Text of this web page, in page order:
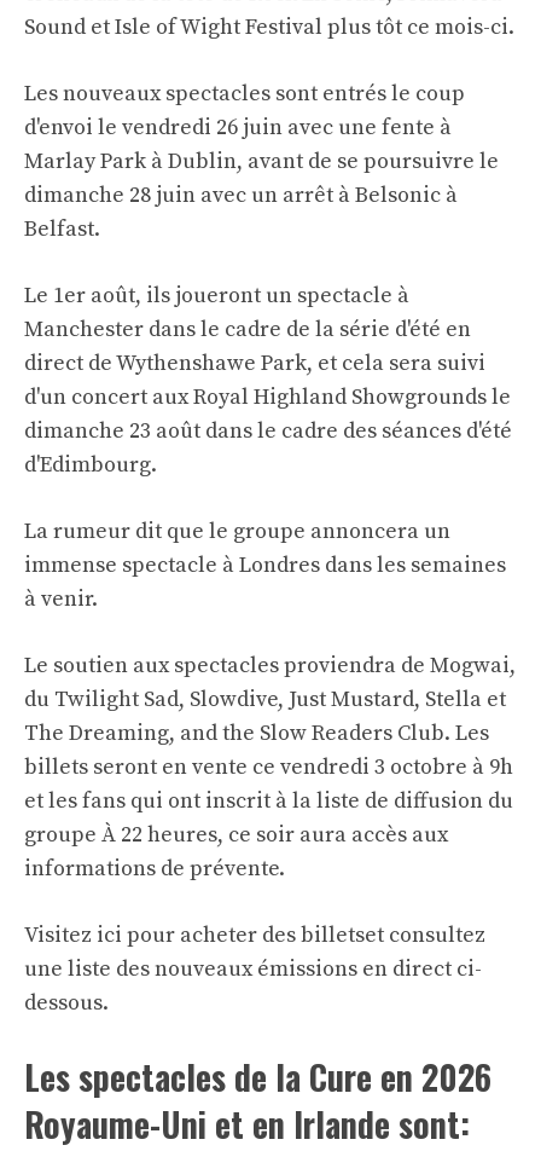
Sound et Isle of Wight Festival plus tôt ce mois-ci.
Les nouveaux spectacles sont entrés le coup
d'envoi le vendredi 26 juin avec une fente à
Marlay Park à Dublin, avant de se poursuivre le
dimanche 28 juin avec un arrêt à Belsonic à
Belfast.
Le 1er août, ils joueront un spectacle à
Manchester dans le cadre de la série d'été en
direct de Wythenshawe Park, et cela sera suivi
d'un concert aux Royal Highland Showgrounds le
dimanche 23 août dans le cadre des séances d'été
d'Edimbourg.
La rumeur dit que le groupe annoncera un
immense spectacle à Londres dans les semaines
à venir.
Le soutien aux spectacles proviendra de Mogwai,
du Twilight Sad, Slowdive, Just Mustard, Stella et
The Dreaming, and the Slow Readers Club. Les
billets seront en vente ce vendredi 3 octobre à 9h
et les fans qui ont inscrit à la liste de diffusion du
groupe À 22 heures, ce soir aura accès aux
informations de prévente.
Visitez ici pour acheter des billetset consultez
une liste des nouveaux émissions en direct ci-
dessous.
Les spectacles de la Cure en 2026
Royaume-Uni et en Irlande sont: